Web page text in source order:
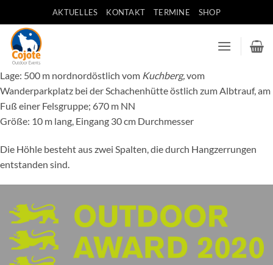
Inhalt
springen
AKTUELLES KONTAKT TERMINE SHOP
Lage: 500 m nordnordöstlich vom Kuchberg,vom
Wanderparkplatz bei der Schachenhütte östlich zum Albtrauf, am
Fuß einer Felsgruppe; 670 m NN
Größe: 10 m lang, Eingang 30 cm Durchmesser
Die Höhle besteht aus zwei Spalten, die durch Hangzerrungen
entstanden sind.